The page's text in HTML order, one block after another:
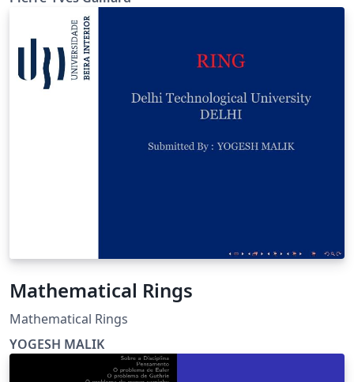
Mathematical Rings
Mathematical Rings
YOGESH MALIK